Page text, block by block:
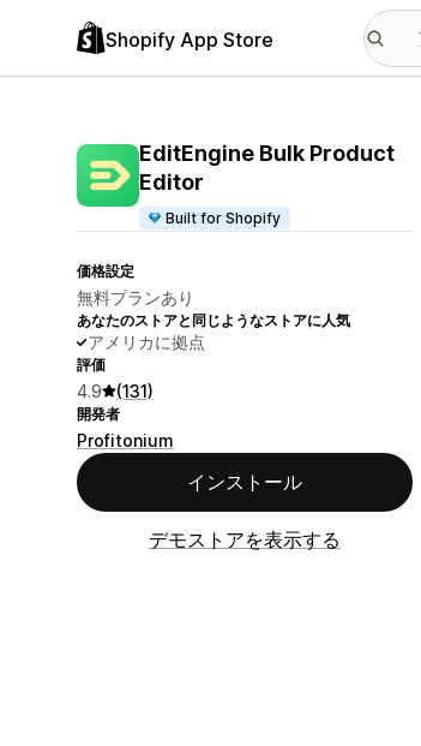
Shopify App Store
EditEngine Bulk Product
Editor
Built for Shopify
価格設定
無料プランあり
あなたのストアと同じようなストアに人気
アメリカに拠点
評価
4.9 (131)
開発者
Profitonium
インストール
デモストアを表示する